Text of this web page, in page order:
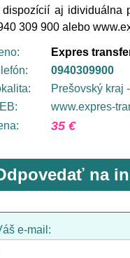
dispozícií aj idividuálna
309 900 alebo
Expres
0940309900
Prešovský kraj
www.expres-
35 €
na
e-mail: